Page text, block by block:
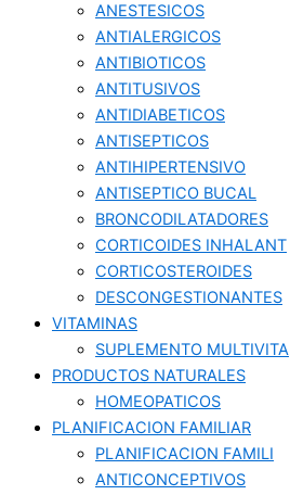
ANESTESICOS
ANTIALERGICOS
ANTIBIOTICOS
ANTITUSIVOS
ANTIDIABETICOS
ANTISEPTICOS
ANTIHIPERTENSIVO
ANTISEPTICO BUCAL
BRONCODILATADORES
CORTICOIDES INHALANT
CORTICOSTEROIDES
DESCONGESTIONANTES
VITAMINAS
SUPLEMENTO MULTIVITA
PRODUCTOS NATURALES
HOMEOPATICOS
PLANIFICACION FAMILIAR
PLANIFICACION FAMILI
ANTICONCEPTIVOS